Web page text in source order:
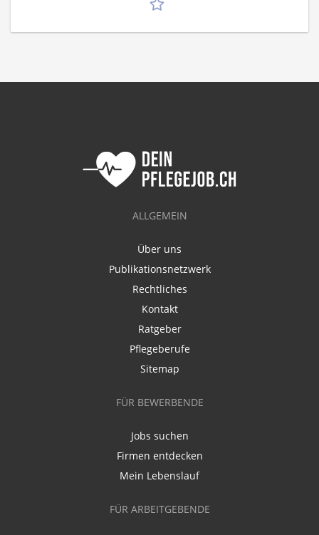
ALLGEMEIN
Über uns
Publikationsnetzwerk
Rechtliches
Kontakt
Ratgeber
Pflegeberufe
Sitemap
FÜR BEWERBENDE
Jobs suchen
Firmen entdecken
Mein Lebenslauf
FÜR ARBEITGEBENDE